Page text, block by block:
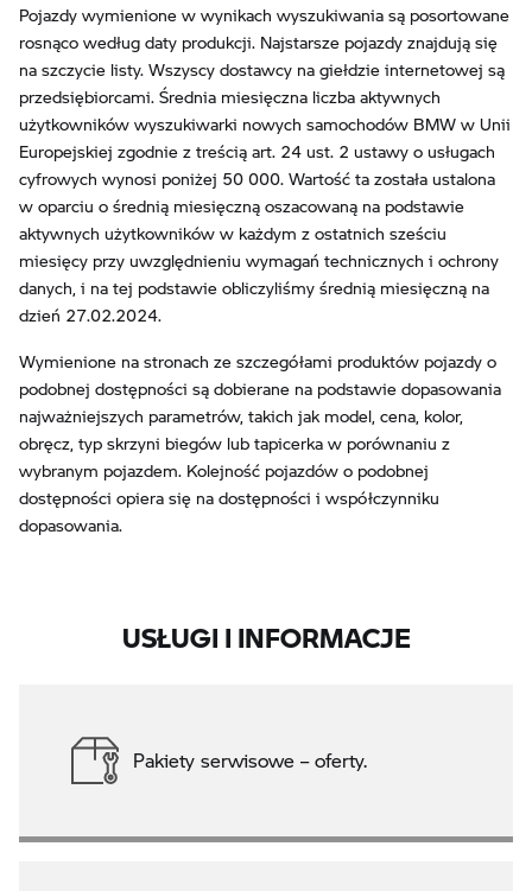
Pojazdy wymienione w wynikach wyszukiwania są posortowane
rosnąco według daty produkcji. Najstarsze pojazdy znajdują się
na szczycie listy. Wszyscy dostawcy na giełdzie internetowej są
przedsiębiorcami. Średnia miesięczna liczba aktywnych
użytkowników wyszukiwarki nowych samochodów BMW w Unii
Europejskiej zgodnie z treścią art. 24 ust. 2 ustawy o usługach
cyfrowych wynosi poniżej 50 000. Wartość ta została ustalona
w oparciu o średnią miesięczną oszacowaną na podstawie
aktywnych użytkowników w każdym z ostatnich sześciu
miesięcy przy uwzględnieniu wymagań technicznych i ochrony
danych, i na tej podstawie obliczyliśmy średnią miesięczną na
dzień 27.02.2024.
Wymienione na stronach ze szczegółami produktów pojazdy o
podobnej dostępności są dobierane na podstawie dopasowania
najważniejszych parametrów, takich jak model, cena, kolor,
obręcz, typ skrzyni biegów lub tapicerka w porównaniu z
wybranym pojazdem. Kolejność pojazdów o podobnej
dostępności opiera się na dostępności i współczynniku
dopasowania.
USŁUGI I INFORMACJE
Pakiety serwisowe – oferty.